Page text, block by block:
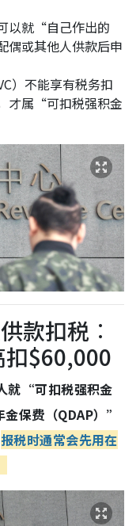
以就“自己作出的
偶或其他人供款后申
）不能享有税务扣
才属“可扣税强积金
款扣税︰
扣$60,000
就“可扣税强积金
保费（QDAP）”
报税时通常会先用在